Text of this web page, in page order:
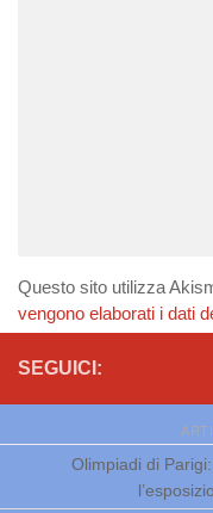
Questo sito utilizza
vengono elaborati i dati
SEGUICI:
Olimpiadi di